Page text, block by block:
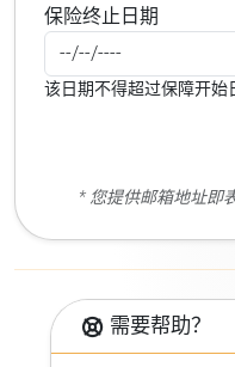
保险终止日期
该日期不得超过保障开始
* 您提供邮箱地址即
需要帮助？